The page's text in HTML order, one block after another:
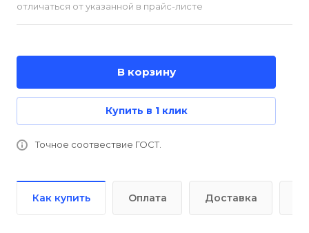
отличаться от указанной в прайс-листе
В корзину
Купить в 1 клик
Точное соотвествие ГОСТ.
Как купить Оплата Доставка